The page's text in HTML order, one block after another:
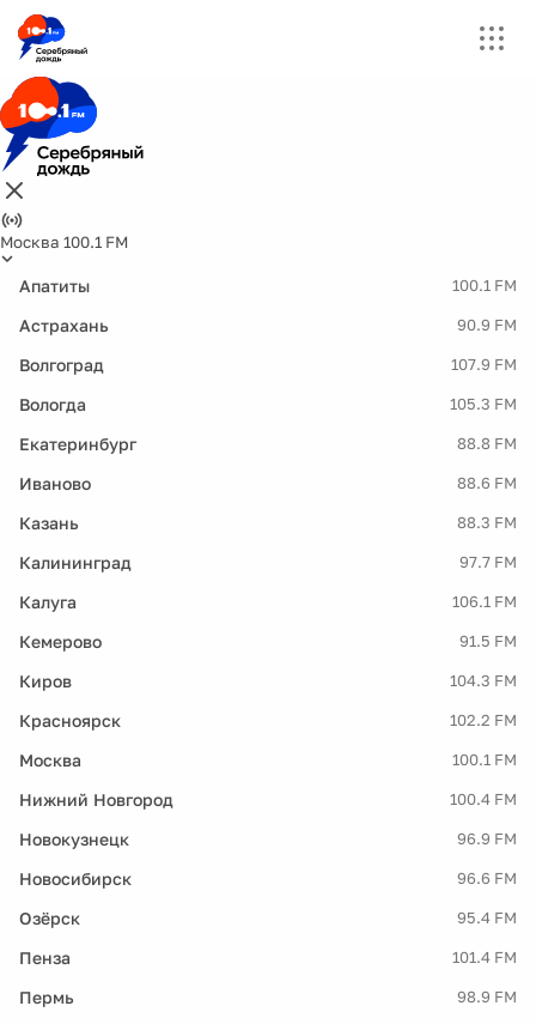
Москва 100.1 FM
Апатиты 100.1 FM
Астрахань 90.9 FM
Волгоград 107.9 FM
Вологда 105.3 FM
Екатеринбург 88.8 FM
Иваново 88.6 FM
Казань 88.3 FM
Калининград 97.7 FM
Калуга 106.1 FM
Кемерово 91.5 FM
Киров 104.3 FM
Красноярск 102.2 FM
Москва 100.1 FM
Нижний Новгород 100.4 FM
Новокузнецк 96.9 FM
Новосибирск 96.6 FM
Озёрск 95.4 FM
Пенза 101.4 FM
Пермь 98.9 FM